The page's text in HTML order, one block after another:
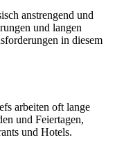
anstrengend und
und langen
in diesem
arbeiten oft lange
und Feiertagen,
und Hotels.